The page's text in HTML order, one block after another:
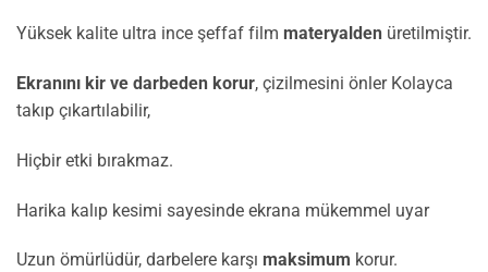
Yüksek kalite ultra ince şeffaf film materyalden üretilmiştir.
Ekranını kir ve darbeden korur, çizilmesini önler Kolayca
takıp çıkartılabilir,
Hiçbir etki bırakmaz.
Harika kalıp kesimi sayesinde ekrana mükemmel uyar
Uzun ömürlüdür, darbelere karşı maksimum korur.